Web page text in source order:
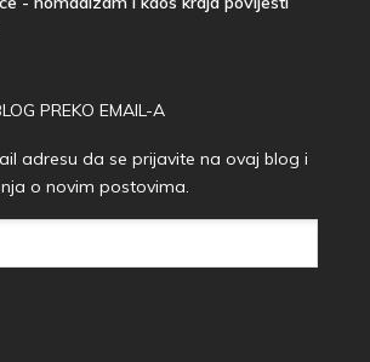
PREKO EMAIL-A
adresu da se prijavite na ovaj blog i
o novim postovima.